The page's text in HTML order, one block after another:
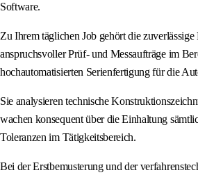
Software.
Zu Ihrem täglichen Job gehört die
anspruchsvoller Prüf- und Messaufträge im
hochautomatisierten Serienfertigung für die
Sie analysieren technische
wachen konsequent über die Einhaltung
Toleranzen im Tätigkeitsbereich.
Bei der Erstbemusterung und der